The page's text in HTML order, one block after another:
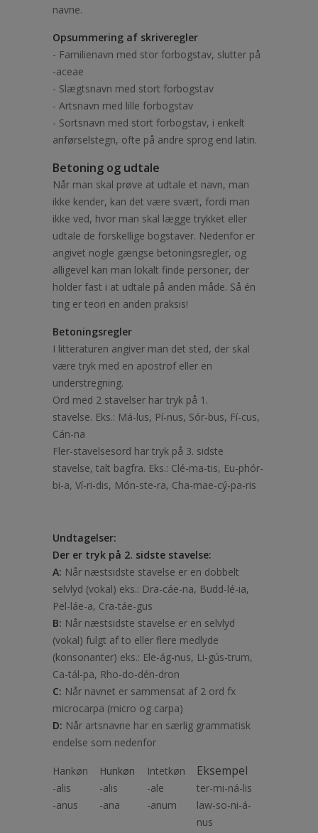
navne.
Opsummering af skriveregler
- Familienavn med stor forbogstav, slutter på
-aceae
- Slægtsnavn med stort forbogstav
- Artsnavn med lille forbogstav
- Sortsnavn med stort forbogstav, i enkelt
anførselstegn, ofte på andre sprog end latin.
Betoning og udtale
Når man skal prøve at udtale et navn, man
ikke kender, kan det være svært, fordi man
ikke ved, hvor man skal lægge trykket eller
udtale de forskellige bogstaver. Nedenfor er
angivet nogle gængse betoningsregler, og
alligevel kan man lokalt finde personer, der
holder fast i at udtale på anden måde. Så én
ting er teori en anden praksis!
Betoningsregler
I litteraturen angiver man det sted, der skal
være tryk med en apostrof eller en
understregning.
Ord med 2 stavelser har tryk på 1.
stavelse. Eks.: Má-lus, Pí-nus, Sór-bus, Fí-cus,
Cán-na
Fler-stavelsesord har tryk på 3. sidste
stavelse, talt bagfra. Eks.: Clé-ma-tis, Eu-phór-
bi-a, Ví-ri-dis, Món-ste-ra, Cha-mae-cý-pa-ris
Undtagelser:
Der er tryk på 2. sidste stavelse:
A: Når næstsidste stavelse er en dobbelt
selvlyd (vokal) eks.: Dra-cáe-na, Budd-lé-ia,
Pel-láe-a, Cra-táe-gus
B: Når næstsidste stavelse er en selvlyd
(vokal) fulgt af to eller flere medlyde
(konsonanter) eks.: Ele-ág-nus, Li-gús-trum,
Ca-tál-pa, Rho-do-dén-dron
C: Når navnet er sammensat af 2 ord fx
microcarpa (micro og carpa)
D: Når artsnavne har en særlig grammatisk
endelse som nedenfor
Hankøn Hunkøn Intetkøn Eksempel
-alis -alis -ale
ter-mi-ná-lis
-anus
-ana -anum
law-so-ni-á-
nus